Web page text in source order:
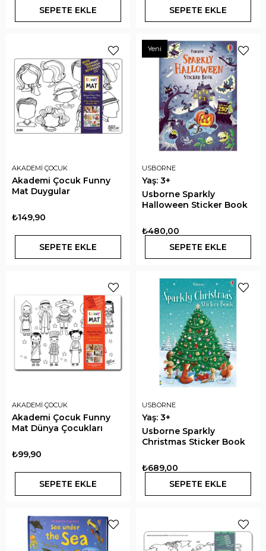
SEPETE EKLE
SEPETE EKLE
AKADEMİ ÇOCUK
Akademi Çocuk Funny
Mat Duygular
₺149,90
SEPETE EKLE
USBORNE
Yaş: 3+
Usborne Sparkly
Halloween Sticker Book
₺480,00
SEPETE EKLE
Yeni
AKADEMİ ÇOCUK
Akademi Çocuk Funny
Mat Dünya Çocukları
₺99,90
SEPETE EKLE
USBORNE
Yaş: 3+
Usborne Sparkly
Christmas Sticker Book
₺689,00
SEPETE EKLE